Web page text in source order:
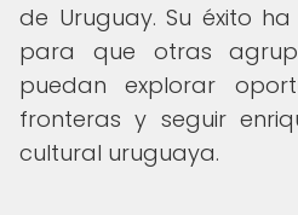
de Uruguay. Su éxito
para que otras
puedan explorar
fronteras y seguir
cultural uruguaya.